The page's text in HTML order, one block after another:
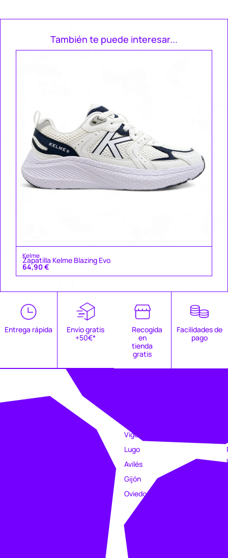
También te puede interesar...
Kelme
Zapatilla Kelme Blazing Evo
64,90€
Entrega rápida
Envío gratis
+50€*
Recogida
en
tienda
gratis
Facilidades de
pago
EMPRESA
Vigo
Lugo
Avilés
Gijón
Oviedo